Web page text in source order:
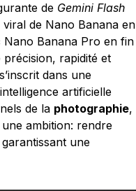
de Gemini Flash
de Nano Banana en
Banana Pro en fin
précision, rapidité et
dans une
artificielle
de la photographie,
ambition: rendre
une